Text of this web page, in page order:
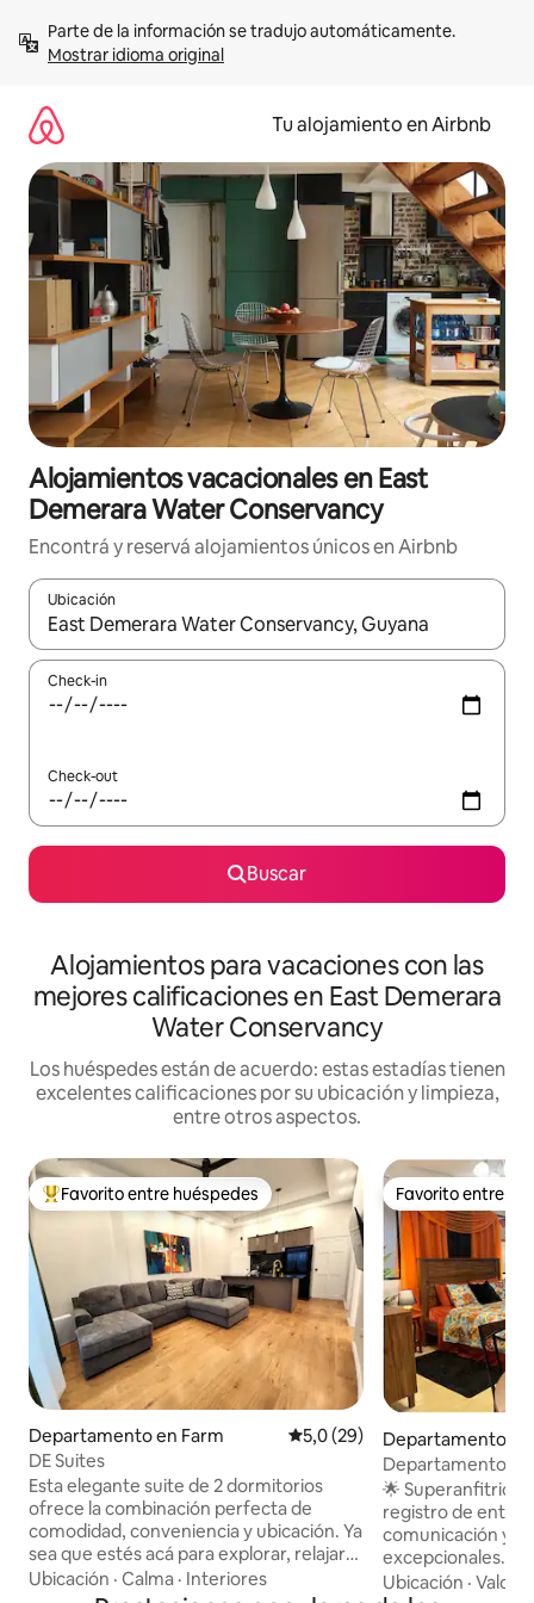
contenidoMostrar idioma original
Tu alojamiento en Airbnb
Alojamientos vacacionales en East
Demerara Water Conservancy
Encontrá y reservá alojamientos únicos en Airbnb
Ubicación
Cuando los resultados estén disponibles, navegá con las
Check-in
Check-out
Buscar
Alojamientos para vacaciones con las
mejores calificaciones en East Demerara
Water Conservancy
Los huéspedes están de acuerdo: estas estadías tienen
excelentes calificaciones por su ubicación y limpieza,
entre otros aspectos.
Favorito entre los huéspedes más destacados
Favorito entre huéspedes
Departamento en Farm Calificación promedio: 5,0 de
5,0 (29)
DE Suites
Esta elegante suite de 2 dormitorios
ofrece la combinación perfecta de
comodidad, conveniencia y ubicación. Ya
sea que estés acá para explorar, relajarte
o trabajar de forma remota, este
Ubicación · Calma · Interiores
Favorito entre
Favorito entre
Departamento
n
Departamento
Guyana USD 70/
🌟 Superanfitrión
registro de
comunicación y
excepcionales. Reserva ahora para una
estancia
Ubicación ·Valor